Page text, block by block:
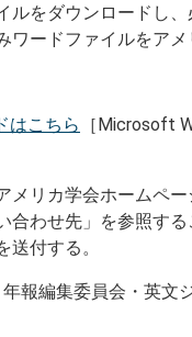
ルをダウンロードし
ワードファイルをア
はこちら ［Microsoft
メリカ学会ホームペー
合わせ先」を参照する
送付する。
報編集委員会・英文